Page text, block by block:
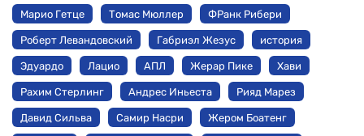
Марио Гетце Томас Мюллер ФРанк Рибери
Роберт Левандовский Габриэл Жезус история
Эдуардо Лацио АПЛ Жерар Пике Хави
Рахим Стерлинг Андрес Иньеста Рияд Марез
Давид Сильва Самир Насри Жером Боатенг